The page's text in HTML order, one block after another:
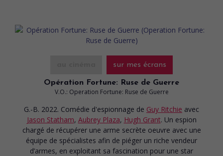
sur mes écrans
Opération Fortune: Ruse de Guerre
V.O.: Operation Fortune: Ruse de Guerre
G.-B. 2022. Comédie d'espionnage de Guy Ritchie avec
Jason Statham, Aubrey Plaza, Hugh Grant. Un espion
chargé de récupérer une arme secrète oeuvre avec une
équipe de spécialistes afin de piéger un riche vendeur
d’armes, en exploitant sa fascination pour une star